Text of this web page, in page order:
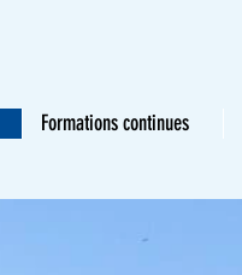
Formations continues